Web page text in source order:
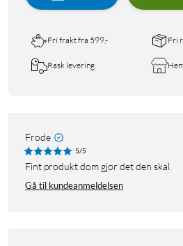
Fri frakt fra 599,- Fri
Rask levering
Frode
5/5
Fint produkt dom gjør det den skal.
Gå til kundeanmeldelsen